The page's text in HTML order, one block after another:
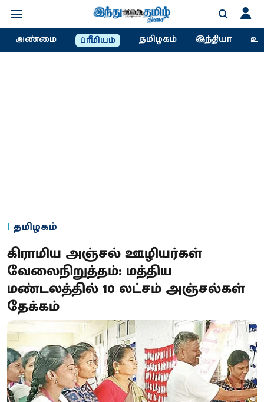
அண்மை ப்ரீமியம் தமிழகம் இந்தியா
தமிழகம்
கிராமிய அஞ்சல் ஊழியர்கள்
வேலைநிறுத்தம்: மத்திய
மண்டலத்தில் 10 லட்சம் அஞ்சல்கள்
தேக்கம்